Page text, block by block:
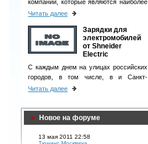
компаний, которые являются наиболее
ответственными деловыми партнерами
доверия у клиентов.
Читать далее
Зарядки для
электромобилей
от Shneider
Electric
С каждым днем на улицах российских
городов, в том числе, в и Санкт-
Петербурге, появляется все больше
Читать далее
Новое на форуме
13 мая 2011 22:58